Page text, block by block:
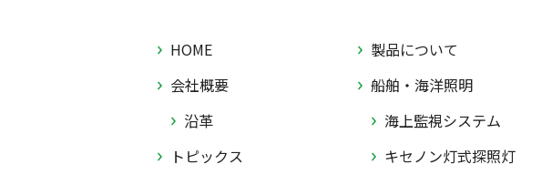
HOME
会社概要
沿革
トピックス
製品について
船舶・海洋照明
海上監視システム
キセノン灯式探照灯